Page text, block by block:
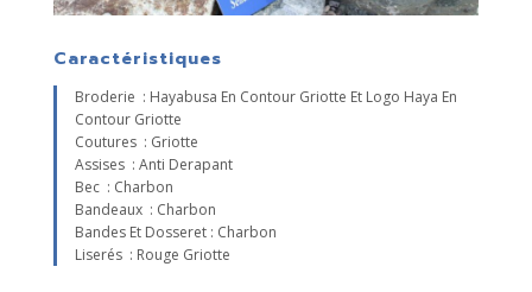
Caractéristiques
Broderie : Hayabusa En Contour Griotte Et Logo Haya En
Contour Griotte
Coutures : Griotte
Assises : Anti Derapant
Bec : Charbon
Bandeaux : Charbon
Bandes Et Dosseret : Charbon
Liserés : Rouge Griotte